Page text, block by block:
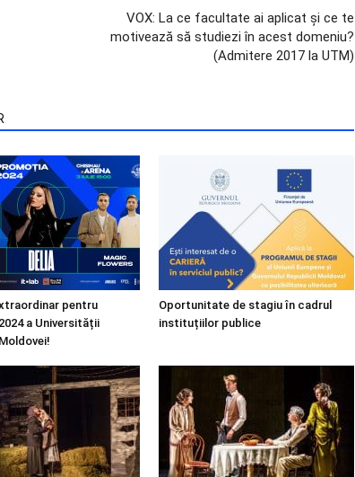
VOX: La ce facultate ai aplicat și ce te
motivează să studiezi în acest domeniu?
(Admitere 2017 la UTM)
pentru
a Universității
Oportunitate de stagiu în cadrul
instituțiilor publice